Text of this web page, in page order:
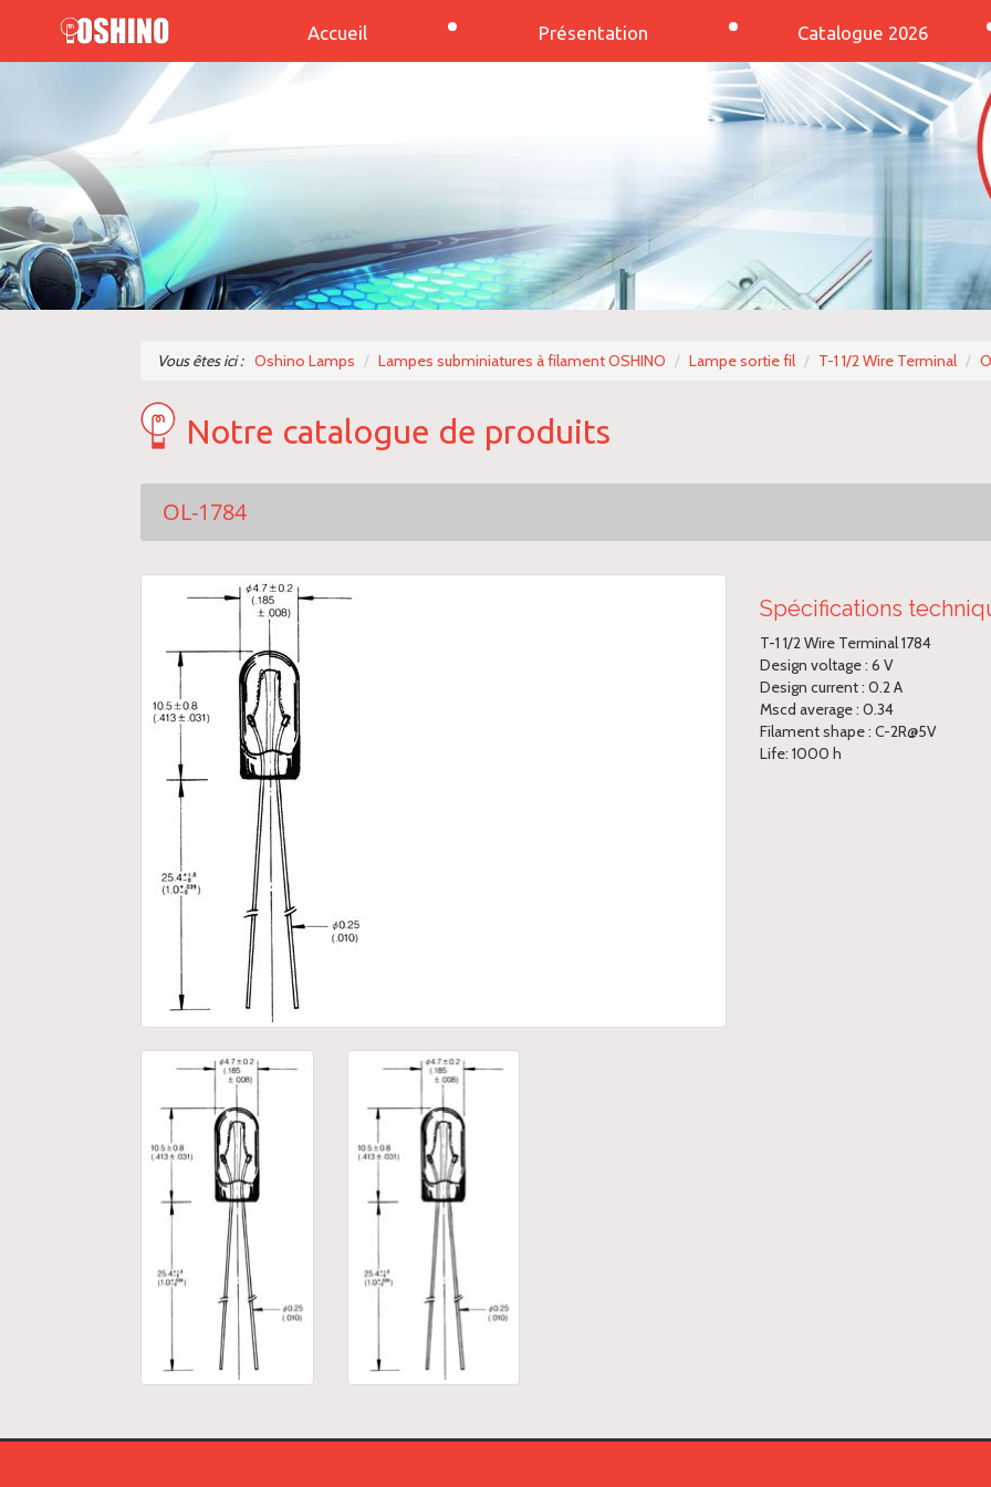
Accueil Présentation Catalogue 2026
Vous êtes ici : Oshino Lamps Lampes subminiatures à filament OSHINO Lampe sortie fil T-1 1/2 Wire Terminal
Notre catalogue de produits
OL-1784
Spécifications
T-1 1/2 Wire Terminal 1784
Design voltage : 6 V
Design current : 0.2 A
Mscd average : 0.34
Filament shape : C-2R@5V
Life: 1000 h